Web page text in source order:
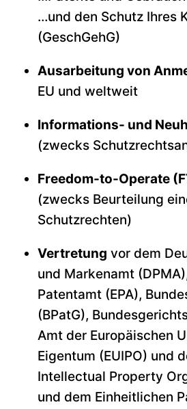
…und den Schutz Ihres
(GeschGehG)
Ausarbeitung von
EU und weltweit
Informations- und
(zwecks
Freedom-to-Operate
(zwecks Beurteilung
Schutzrechten)
Vertretung vor dem
und Markenamt
Patentamt (EPA),
(BPatG),
Amt der Europäischen
Eigentum (EUIPO) und
Intellectual Property
und dem Einheitlichen